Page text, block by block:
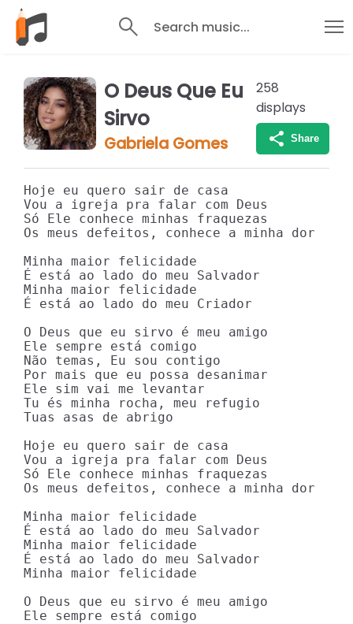
Search music...
O Deus Que Eu
Sirvo
Gabriela Gomes
258
displays
Share
Hoje eu quero sair de casa
Vou a igreja pra falar com Deus
Só Ele conhece minhas fraquezas
Os meus defeitos, conhece a minha dor
Minha maior felicidade
É está ao lado do meu Salvador
Minha maior felicidade
É está ao lado do meu Criador
O Deus que eu sirvo é meu amigo
Ele sempre está comigo
Não temas, Eu sou contigo
Por mais que eu possa desanimar
Ele sim vai me levantar
Tu és minha rocha, meu refugio
Tuas asas de abrigo
Hoje eu quero sair de casa
Vou a igreja pra falar com Deus
Só Ele conhece minhas fraquezas
Os meus defeitos, conhece a minha dor
Minha maior felicidade
É está ao lado do meu Salvador
Minha maior felicidade
É está ao lado do meu Salvador
Minha maior felicidade
O Deus que eu sirvo é meu amigo
Ele sempre está comigo